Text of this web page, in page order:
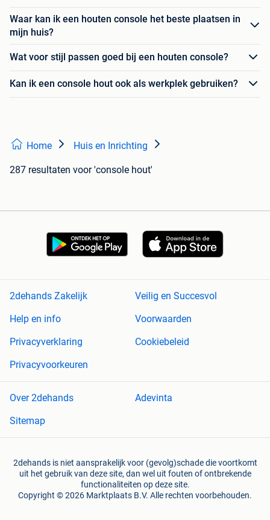
Waar kan ik een houten console het beste plaatsen in
mijn huis?
Wat voor stijl passen goed bij een houten console?
Kan ik een console hout ook als werkplek gebruiken?
Home Huis en Inrichting
287 resultaten voor 'console hout'
2dehands Zakelijk
Veilig en Succesvol
Help en info
Voorwaarden
Privacyverklaring
Cookiebeleid
Privacyvoorkeuren
Over 2dehands
Adevinta
Sitemap
2dehands is niet aansprakelijk voor (gevolg)schade die voortkomt
uit het gebruik van deze site, dan wel uit fouten of ontbrekende
functionaliteiten op deze site.
Copyright © 2026 Marktplaats B.V. Alle rechten voorbehouden.